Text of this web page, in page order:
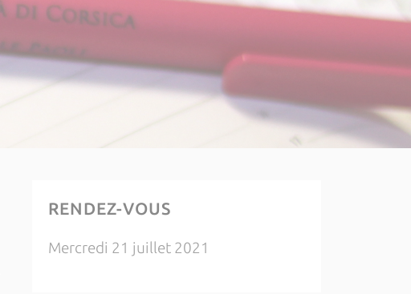
RENDEZ-VOUS
Mercredi 21 juillet 2021